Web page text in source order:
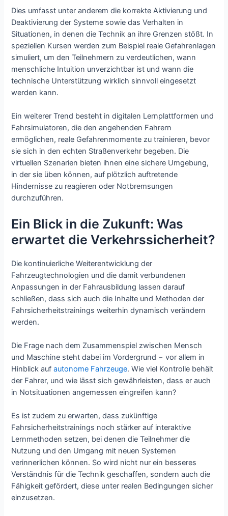
Dies umfasst unter anderem die korrekte Aktivierung und
Deaktivierung der Systeme sowie das Verhalten in
Situationen, in denen die Technik an ihre Grenzen stößt. In
speziellen Kursen werden zum Beispiel reale Gefahrenlagen
simuliert, um den Teilnehmern zu verdeutlichen, wann
menschliche Intuition unverzichtbar ist und wann die
technische Unterstützung wirklich sinnvoll eingesetzt
werden kann.
Ein weiterer Trend besteht in digitalen Lernplattformen und
Fahrsimulatoren, die den angehenden Fahrern
ermöglichen, reale Gefahrenmomente zu trainieren, bevor
sie sich in den echten Straßenverkehr begeben. Die
virtuellen Szenarien bieten ihnen eine sichere Umgebung,
in der sie üben können, auf plötzlich auftretende
Hindernisse zu reagieren oder Notbremsungen
durchzuführen.
Ein Blick in die Zukunft: Was
erwartet die Verkehrssicherheit?
Die kontinuierliche Weiterentwicklung der
Fahrzeugtechnologien und die damit verbundenen
Anpassungen in der Fahrausbildung lassen darauf
schließen, dass sich auch die Inhalte und Methoden der
Fahrsicherheitstrainings weiterhin dynamisch verändern
werden.
Die Frage nach dem Zusammenspiel zwischen Mensch
und Maschine steht dabei im Vordergrund − vor allem in
Hinblick aufautonome Fahrzeuge. Wie viel Kontrolle behält
der Fahrer, und wie lässt sich gewährleisten, dass er auch
in Notsituationen angemessen eingreifen kann?
Es ist zudem zu erwarten, dass zukünftige
Fahrsicherheitstrainings noch stärker auf interaktive
Lernmethoden setzen, bei denen die Teilnehmer die
Nutzung und den Umgang mit neuen Systemen
verinnerlichen können. So wird nicht nur ein besseres
Verständnis für die Technik geschaffen, sondern auch die
Fähigkeit gefördert, diese unter realen Bedingungen sicher
einzusetzen.